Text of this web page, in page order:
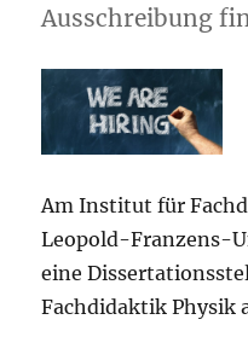
Ausschreibung
Am Institut für
Leopold-Franzens-
eine
Fachdidaktik Physik